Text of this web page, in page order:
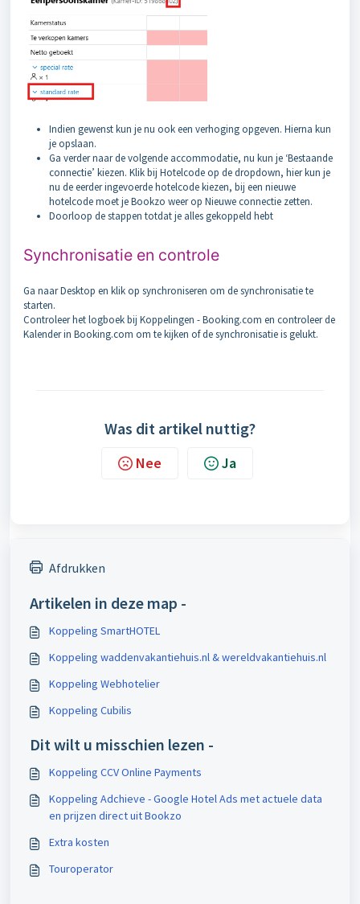
Indien gewenst kun je nu ook een verhoging opgeven. Hierna kun
je opslaan.
Ga verder naar de volgende accommodatie, nu kun je ‘Bestaande
connectie’ kiezen. Klik bij Hotelcode op de dropdown, hier kun je
nu de eerder ingevoerde hotelcode kiezen, bij een nieuwe
hotelcode moet je Bookzo weer op Nieuwe connectie zetten.
Doorloop de stappen totdat je alles gekoppeld hebt
Synchronisatie en controle
Ga naar Desktop en klik op synchroniseren om de synchronisatie te
starten.
Controleer het logboek bij Koppelingen - Booking.com en controleer de
Kalender in Booking.com om te kijken of de synchronisatie is gelukt.
Was dit artikel nuttig?
Nee Ja
Afdrukken
Artikelen in deze map -
Koppeling SmartHOTEL
Koppeling waddenvakantiehuis.nl & wereldvakantiehuis.nl
Koppeling Webhotelier
Koppeling Cubilis
Dit wilt u misschien lezen -
Koppeling CCV Online Payments
Koppeling Adchieve - Google Hotel Ads met actuele data
en prijzen direct uit Bookzo
Extra kosten
Touroperator